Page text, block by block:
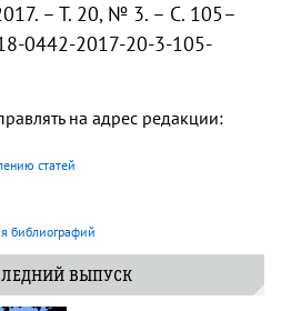
– Т. 20, № 3. – С. 105–
0442-2017-20-3-105-
на адрес редакции:
статей
библиографий
выпуск